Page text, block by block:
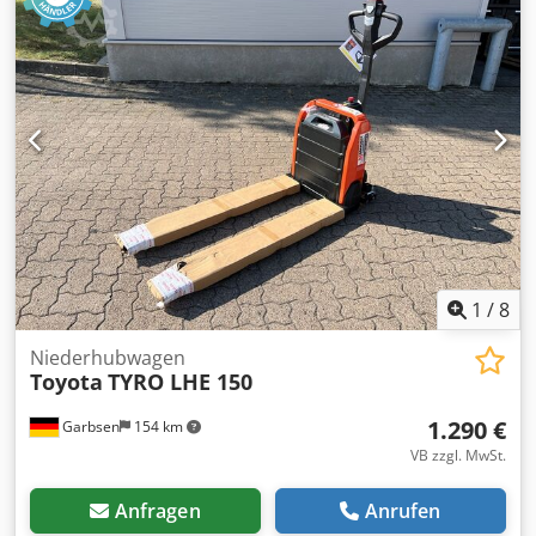
TECHNISCHE DETAILS Tragkraft: 1.400 kg Hubhöhe: 4.802
mm Freihub: 1.545 mm MASCHINEN-DETAILS Masttyp:
Triplex Antriebsart: Elektro Batteriespannung: 24 V
Bauhöhe: 2.065 mm Externe Referenz: SL10235SP Chodpfx
Aozrgbcoqvsa
1 /8
Garbsen 154 km
Niederhubwagen
Toyota TYRO LHE 150
1.290 €
VB zzgl. MwSt.
Anfragen Anrufen